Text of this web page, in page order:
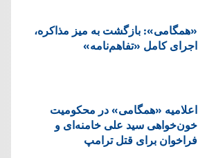
«همگامی»: بازگشت به میز مذاکره،
اجرای کامل «تفاهم‌نامه»
اعلامیه «همگامی» در محکومیت
خون‌خواهی سید علی خامنه‌ای و
فراخوان برای قتل ترامپ